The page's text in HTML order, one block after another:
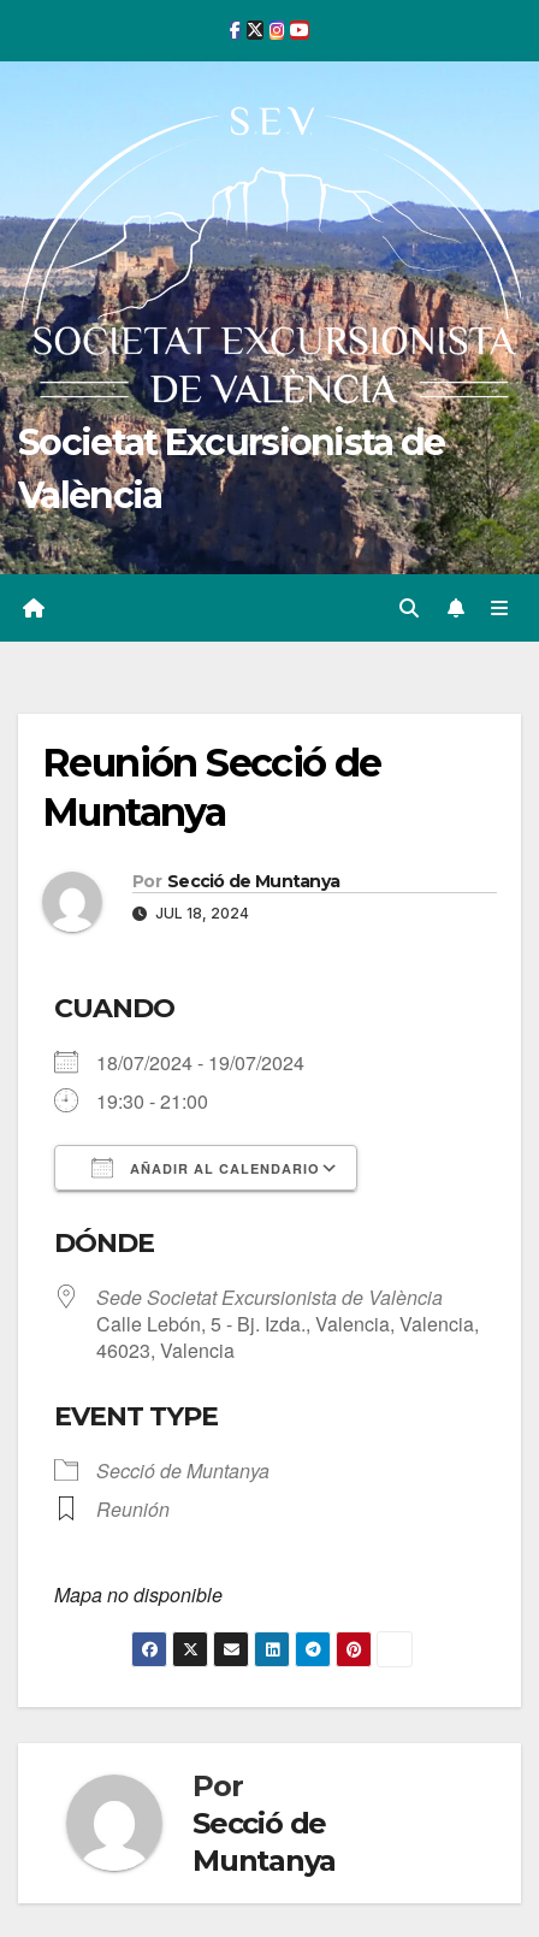
Societat Excursionista de
València
Reunión Secció de
Muntanya
Por Secció de Muntanya
JUL 18, 2024
CUANDO
18/07/2024 - 19/07/2024
19:30 - 21:00
AÑADIR AL CALENDARIO
DÓNDE
Sede Societat Excursionista de València
Calle Lebón, 5 - Bj. Izda., Valencia, Valencia,
46023, Valencia
EVENT TYPE
Secció de Muntanya
Reunión
Mapa no disponible
Por
Secció de
Muntanya